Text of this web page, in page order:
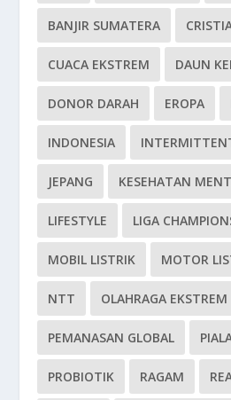
BANJIR SUMATERA
CUACA EKSTREM DAUN
DONOR DARAH EROPA
INDONESIA
JEPANG KESEHATAN
LIFESTYLE LIGA
MOBIL LISTRIK MOTOR
NTT OLAHRAGA EKSTREM
PEMANASAN GLOBAL
PROBIOTIK RAGAM